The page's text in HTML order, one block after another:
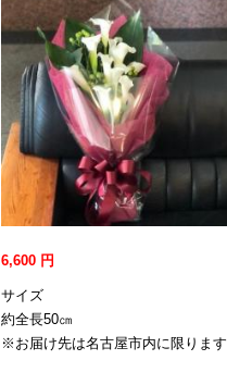
6,600 円
サイズ
約全長50㎝
※お届け先は名古屋市内に限ります